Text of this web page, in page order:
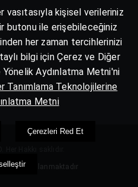
Kullanmaktadır
kişisel verileriniz
butonu ile erişebileceğiniz
her zaman tercihlerinizi
bilgi için Çerez ve Diğer
Aydınlatma Metni'ni
Tanımlama Teknolojilerine
Metni
Çerezleri Red Et